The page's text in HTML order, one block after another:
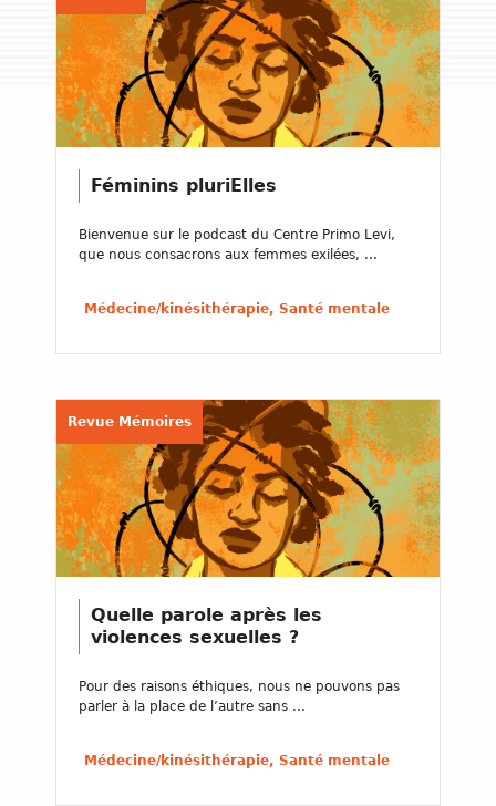
Féminins pluriElles
Bienvenue sur le podcast du Centre Primo Levi,
que nous consacrons aux femmes exilées, ...
Médecine/kinésithérapie, Santé mentale
Revue Mémoires
Quelle parole après les
violences sexuelles ?
Pour des raisons éthiques, nous ne pouvons pas
parler à la place de l’autre sans ...
Médecine/kinésithérapie, Santé mentale